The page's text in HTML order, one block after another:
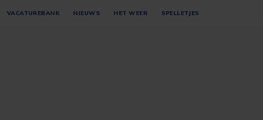
VACATUREBANK NIEUWS HET WEER SPELLETJES